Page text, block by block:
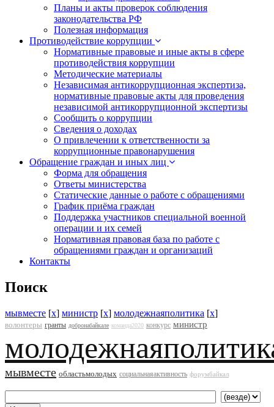
Планы и акты проверок соблюдения
законодательства РФ
Полезная информация
Противодействие коррупции
Нормативные правовые и иные акты в сфере
противодействия коррупции
Методические материалы
Независимая антикоррупционная экспертиза,
нормативные правовые акты для проведения
независимой антикоррупционной экспертизы
Сообщить о коррупции
Сведения о доходах
О привлечении к ответственности за
коррупционные правонарушения
Обращение граждан и иных лиц
Форма для обращения
Ответы министерства
Статические данные о работе с обращениями
График приёма граждан
Поддержка участников специальной военной
операции и их семей
Нормативная правовая база по работе с
обращениями граждан и организаций
Контакты
Поиск
мывместе [x] министр [x] молодежнаяполитика [x]
волонтеры гранты добронабайкале команда2020 конкурс министр
мывместе областьмолодых социальнаяактивность форумбайкал